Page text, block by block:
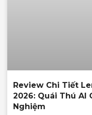
Review Chi Tiết
2026: Quái Thú AI
Nghiệm